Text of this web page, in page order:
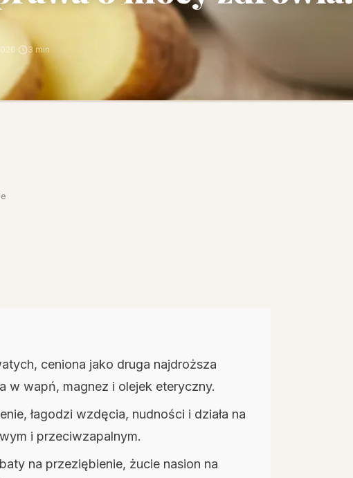
· 3 min
ceniona jako druga najdroższa
w wapń, magnez i olejek eteryczny.
łagodzi wzdęcia, nudności i działa na
i przeciwzapalnym.
na przeziębienie, żucie nasion na